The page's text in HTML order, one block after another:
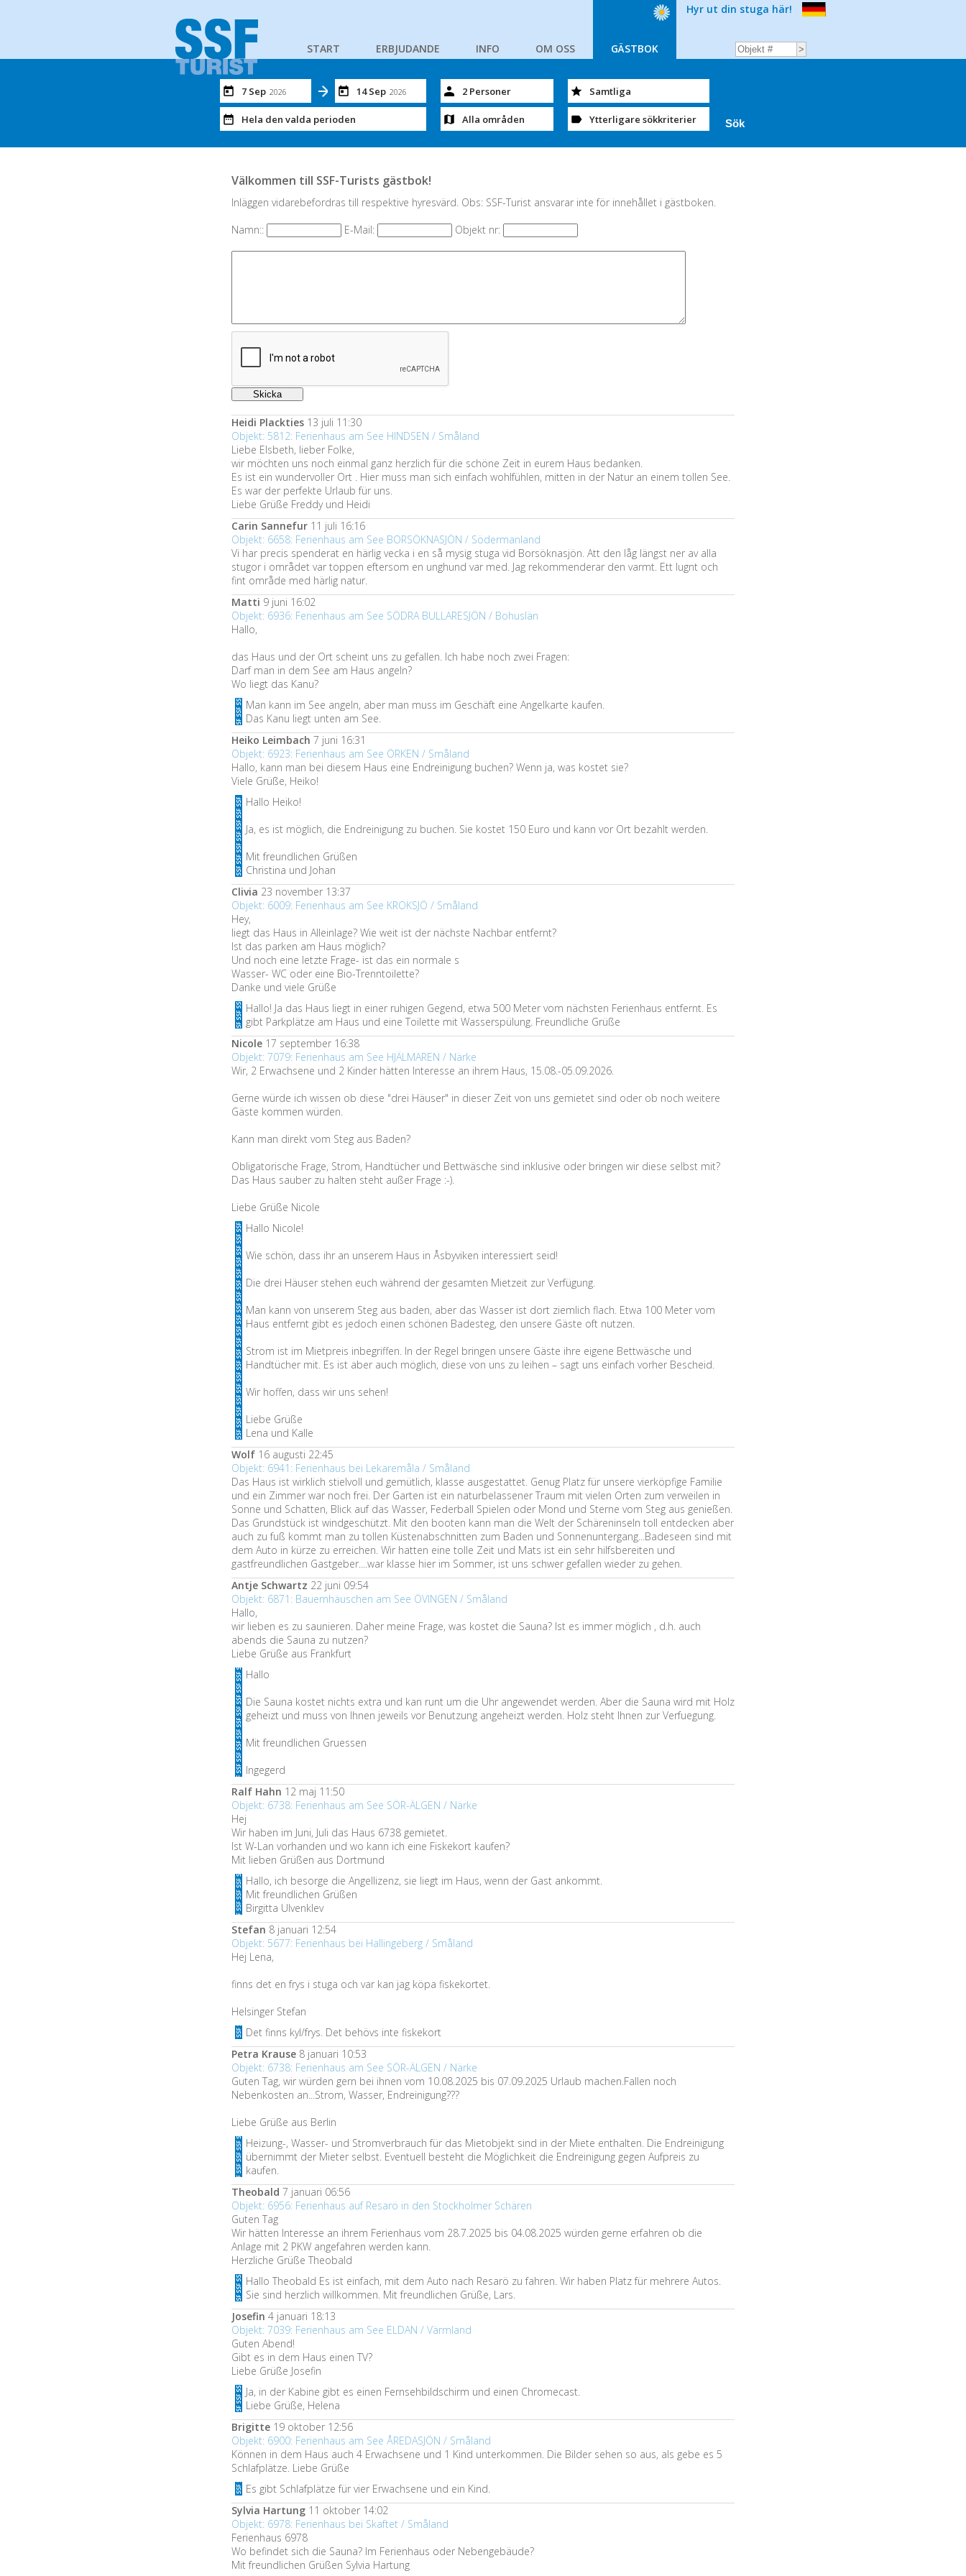
START ERBJUDANDE INFO OM OSS GÄSTBOK
Hyr ut din stuga här!
7 Sep 2026 14 Sep 2026
Hela den valda perioden
2 Personer
Alla områden
Samtliga
Ytterligare sökkriterier
Välkommen till SSF-Turists gästbok!
Inläggen vidarebefordras till respektive hyresvärd. Obs: SSF-Turist ansvarar inte för innehållet i gästboken.
Namn::
E-Mail: Objekt nr:
Heidi Plackties 13 juli 11:30
Objekt: 5812: Ferienhaus am See HINDSEN / Småland
Liebe Elsbeth, lieber Folke,
wir möchten uns noch einmal ganz herzlich für die schöne Zeit in eurem Haus bedanken.
Es ist ein wundervoller Ort . Hier muss man sich einfach wohlfühlen, mitten in der Natur an einem tollen See.
Es war der perfekte Urlaub für uns.
Liebe Grüße Freddy und Heidi
Carin Sannefur 11 juli 16:16
Objekt: 6658: Ferienhaus am See BORSÖKNASJÖN / Södermanland
Vi har precis spenderat en härlig vecka i en så mysig stuga vid Borsöknasjön. Att den låg längst ner av alla
stugor i området var toppen eftersom en unghund var med. Jag rekommenderar den varmt. Ett lugnt och
fint område med härlig natur.
Matti 9 juni 16:02
Objekt: 6936: Ferienhaus am See SÖDRA BULLARESJÖN / Bohuslän
Hallo,
das Haus und der Ort scheint uns zu gefallen. Ich habe noch zwei Fragen:
Darf man in dem See am Haus angeln?
Wo liegt das Kanu?
Man kann im See angeln, aber man muss im Geschäft eine Angelkarte kaufen.
Das Kanu liegt unten am See.
Heiko Leimbach 7 juni 16:31
Objekt: 6923: Ferienhaus am See ÖRKEN / Småland
Hallo, kann man bei diesem Haus eine Endreinigung buchen? Wenn ja, was kostet sie?
Viele Grüße, Heiko!
Hallo Heiko!
Ja, es ist möglich, die Endreinigung zu buchen. Sie kostet 150 Euro und kann vor Ort bezahlt werden.
Mit freundlichen Grüßen
Christina und Johan
Clivia 23 november 13:37
Objekt: 6009: Ferienhaus am See KROKSJÖ / Småland
Hey,
liegt das Haus in Alleinlage? Wie weit ist der nächste Nachbar entfernt?
Ist das parken am Haus möglich?
Und noch eine letzte Frage- ist das ein normale s
Wasser- WC oder eine Bio-Trenntoilette?
Danke und viele Grüße
Hallo! Ja das Haus liegt in einer ruhigen Gegend, etwa 500 Meter vom nächsten Ferienhaus entfernt. Es
gibt Parkplätze am Haus und eine Toilette mit Wasserspülung. Freundliche Grüße
Nicole 17 september 16:38
Objekt: 7079: Ferienhaus am See HJÄLMAREN / Närke
Wir, 2 Erwachsene und 2 Kinder hätten Interesse an ihrem Haus, 15.08.-05.09.2026.
Gerne würde ich wissen ob diese "drei Häuser" in dieser Zeit von uns gemietet sind oder ob noch weitere
Gäste kommen würden.
Kann man direkt vom Steg aus Baden?
Obligatorische Frage, Strom, Handtücher und Bettwäsche sind inklusive oder bringen wir diese selbst mit?
Das Haus sauber zu halten steht außer Frage :-).
Liebe Grüße Nicole
Hallo Nicole!
Wie schön, dass ihr an unserem Haus in Åsbyviken interessiert seid!
Die drei Häuser stehen euch während der gesamten Mietzeit zur Verfügung.
Man kann von unserem Steg aus baden, aber das Wasser ist dort ziemlich flach. Etwa 100 Meter vom
Haus entfernt gibt es jedoch einen schönen Badesteg, den unsere Gäste oft nutzen.
Strom ist im Mietpreis inbegriffen. In der Regel bringen unsere Gäste ihre eigene Bettwäsche und
Handtücher mit. Es ist aber auch möglich, diese von uns zu leihen – sagt uns einfach vorher Bescheid.
Wir hoffen, dass wir uns sehen!
Liebe Grüße
Lena und Kalle
Wolf 16 augusti 22:45
Objekt: 6941: Ferienhaus bei Lekaremåla / Småland
Das Haus ist wirklich stielvoll und gemütlich, klasse ausgestattet. Genug Platz für unsere vierköpfige Familie
und ein Zimmer war noch frei. Der Garten ist ein naturbelassener Traum mit vielen Orten zum verweilen in
Sonne und Schatten, Blick auf das Wasser, Federball Spielen oder Mond und Sterne vom Steg aus genießen.
Das Grundstück ist windgeschützt. Mit den booten kann man die Welt der Schäreninseln toll entdecken aber
auch zu fuß kommt man zu tollen Küstenabschnitten zum Baden und Sonnenuntergang...Badeseen sind mit
dem Auto in kürze zu erreichen. Wir hatten eine tolle Zeit und Mats ist ein sehr hilfsbereiten und
gastfreundlichen Gastgeber....war klasse hier im Sommer, ist uns schwer gefallen wieder zu gehen.
Antje Schwartz 22 juni 09:54
Objekt: 6871: Bauernhäuschen am See ÖVINGEN / Småland
Hallo,
wir lieben es zu saunieren. Daher meine Frage, was kostet die Sauna? Ist es immer möglich , d.h. auch
abends die Sauna zu nutzen?
Liebe Grüße aus Frankfurt
Hallo
Die Sauna kostet nichts extra und kan runt um die Uhr angewendet werden. Aber die Sauna wird mit Holz
geheizt und muss von Ihnen jeweils vor Benutzung angeheizt werden. Holz steht Ihnen zur Verfuegung.
Mit freundlichen Gruessen
Ingegerd
Ralf Hahn 12 maj 11:50
Objekt: 6738: Ferienhaus am See SÖR-ÄLGEN / Närke
Hej
Wir haben im Juni, Juli das Haus 6738 gemietet.
Ist W-Lan vorhanden und wo kann ich eine Fiskekort kaufen?
Mit lieben Grüßen aus Dortmund
Hallo, ich besorge die Angellizenz, sie liegt im Haus, wenn der Gast ankommt.
Mit freundlichen Grüßen
Birgitta Ulvenklev
Stefan 8 januari 12:54
Objekt: 5677: Ferienhaus bei Hallingeberg / Småland
Hej Lena,
finns det en frys i stuga och var kan jag köpa fiskekortet.
Helsinger Stefan
Det finns kyl/frys. Det behövs inte fiskekort
Petra Krause 8 januari 10:53
Objekt: 6738: Ferienhaus am See SÖR-ÄLGEN / Närke
Guten Tag, wir würden gern bei ihnen vom 10.08.2025 bis 07.09.2025 Urlaub machen.Fallen noch
Nebenkosten an...Strom, Wasser, Endreinigung???
Liebe Grüße aus Berlin
Heizung-, Wasser- und Stromverbrauch für das Mietobjekt sind in der Miete enthalten. Die Endreinigung
übernimmt der Mieter selbst. Eventuell besteht die Möglichkeit die Endreinigung gegen Aufpreis zu
kaufen.
Theobald 7 januari 06:56
Objekt: 6956: Ferienhaus auf Resarö in den Stockholmer Schären
Guten Tag
Wir hätten Interesse an ihrem Ferienhaus vom 28.7.2025 bis 04.08.2025 würden gerne erfahren ob die
Anlage mit 2 PKW angefahren werden kann.
Herzliche Grüße Theobald
Hallo Theobald Es ist einfach, mit dem Auto nach Resarö zu fahren. Wir haben Platz für mehrere Autos.
Sie sind herzlich willkommen. Mit freundlichen Grüße, Lars.
Josefin 4 januari 18:13
Objekt: 7039: Ferienhaus am See ELDAN / Värmland
Guten Abend!
Gibt es in dem Haus einen TV?
Liebe Grüße Josefin
Ja, in der Kabine gibt es einen Fernsehbildschirm und einen Chromecast.
Liebe Grüße, Helena
Brigitte 19 oktober 12:56
Objekt: 6900: Ferienhaus am See ÅREDASJÖN / Småland
Können in dem Haus auch 4 Erwachsene und 1 Kind unterkommen. Die Bilder sehen so aus, als gebe es 5
Schlafplätze. Liebe Grüße
Es gibt Schlafplätze für vier Erwachsene und ein Kind.
Sylvia Hartung 11 oktober 14:02
Objekt: 6978: Ferienhaus bei Skaftet / Småland
Ferienhaus 6978
Wo befindet sich die Sauna? Im Ferienhaus oder Nebengebäude?
Mit freundlichen Grüßen Sylvia Hartung